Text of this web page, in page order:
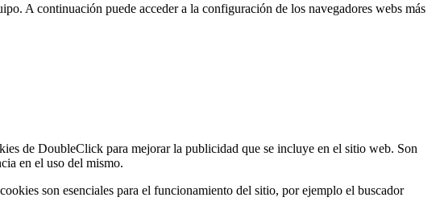
A continuación puede acceder a la configuración de los navegadores webs más
de DoubleClick para mejorar la publicidad que se incluye en el sitio web. Son
en el uso del mismo.
son esenciales para el funcionamiento del sitio, por ejemplo el buscador